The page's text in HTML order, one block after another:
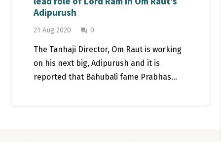
Adipurush
21 Aug 2020 question_answer 0
The Tanhaji Director, Om Raut is working
on his next big, Adipurush and it is
reported that Bahubali fame Prabhas…